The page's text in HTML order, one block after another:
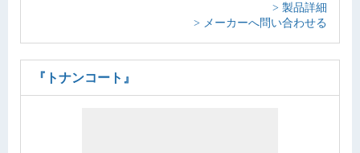
> 製品詳細
> メーカーへ問い合わせる
『トナンコート』